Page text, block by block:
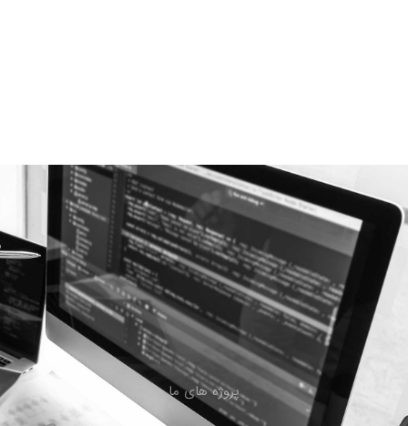
پروژه های ما